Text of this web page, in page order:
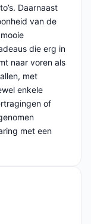
Daarnaast
van de
die erg in
naar voren als
met
enkele
of
met een